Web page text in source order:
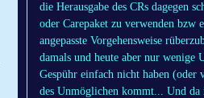
die Herausgabe des CRs dagegen
oder Carepaket zu verwenden bzw
angepasste Vorgehensweise
damals und heute aber nur wenige
Gespühr einfach nicht haben (oder
des Unmöglichen kommt... Und